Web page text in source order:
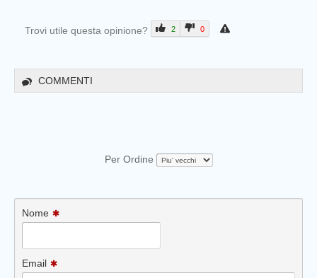
Trovi utile questa opinione? 2 0
COMMENTI
Per Ordine
Nome
Email